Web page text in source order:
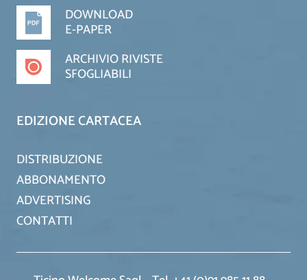
DOWNLOAD
E-PAPER
ARCHIVIO RIVISTE
SFOGLIABILI
EDIZIONE CARTACEA
DISTRIBUZIONE
ABBONAMENTO
ADVERTISING
CONTATTI